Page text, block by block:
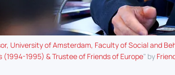
University of Amsterdam, Faculty of Social and
(1994-1995) & Trustee of Friends of Europe" by